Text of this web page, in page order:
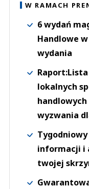
W RAMACH
6 wydań
Handlowe
wydania
lokalnych
wyzwania
informacji i
twojej